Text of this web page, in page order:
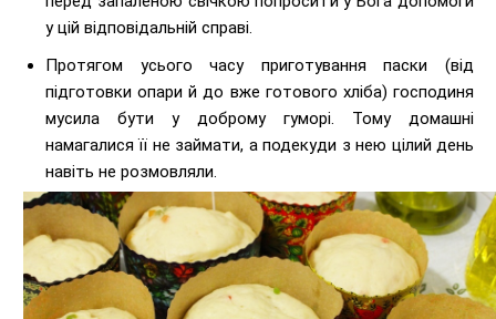
у цій відповідальній справі.
Протягом усього часу приготування паски (від
підготовки опари й до вже готового хліба) господиня
мусила бути у доброму гуморі. Тому домашні
намагалися її не займати, а подекуди з нею цілий день
навіть не розмовляли.